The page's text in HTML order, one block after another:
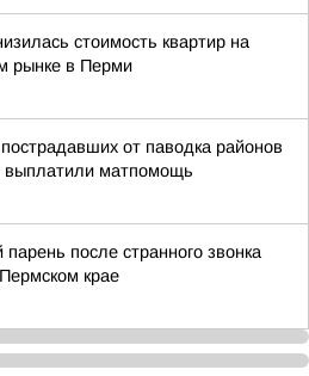
стоимость квартир на
рынке в Перми
от паводка районов
выплатили матпомощь
парень после странного звонка
крае